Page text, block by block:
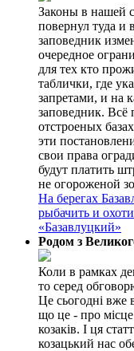
Законы в нашей
повернул туда и
заповедник
очередное
для тех кто
таблички, где
запретами, и на
заповедник.
отстроеных
эти
свои права
будут платить
не огороженой
На берегах
рыбачить и
«Базавлуцкий»
Родом з
Коли в рамках
то серед
Це сьогодні вже
що це - про
козаків. І ця
козацький нас